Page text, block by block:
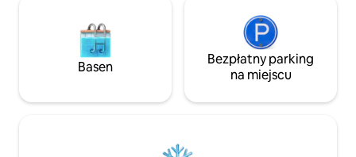
Basen
Bezpłatny parking
na miejscu